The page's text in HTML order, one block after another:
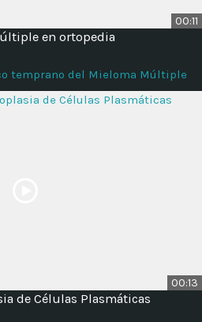
00:11
en ortopedia
temprano del Mieloma Múltiple
00:13
de Células Plasmáticas